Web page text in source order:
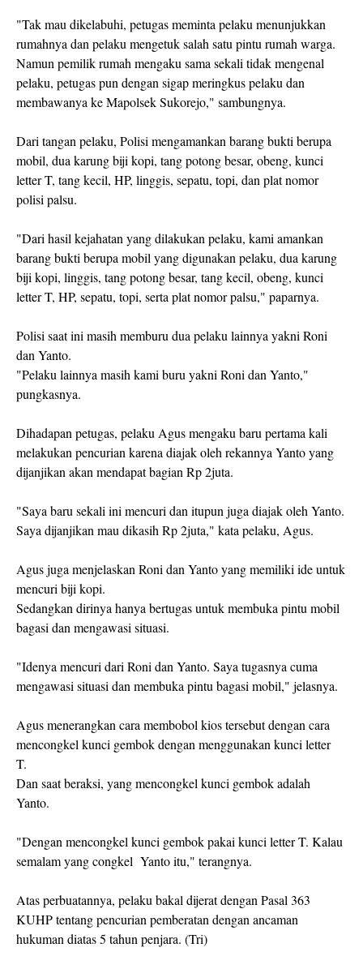
"Tak mau dikelabuhi, petugas meminta pelaku menunjukkan
rumahnya dan pelaku mengetuk salah satu pintu rumah warga.
Namun pemilik rumah mengaku sama sekali tidak mengenal
pelaku, petugas pun dengan sigap meringkus pelaku dan
membawanya ke Mapolsek Sukorejo," sambungnya.
Dari tangan pelaku, Polisi mengamankan barang bukti berupa
mobil, dua karung biji kopi, tang potong besar, obeng, kunci
letter T, tang kecil, HP, linggis, sepatu, topi, dan plat nomor
polisi palsu.
"Dari hasil kejahatan yang dilakukan pelaku, kami amankan
barang bukti berupa mobil yang digunakan pelaku, dua karung
biji kopi, linggis, tang potong besar, tang kecil, obeng, kunci
letter T, HP, sepatu, topi, serta plat nomor palsu," paparnya.
Polisi saat ini masih memburu dua pelaku lainnya yakni Roni
dan Yanto.
"Pelaku lainnya masih kami buru yakni Roni dan Yanto,"
pungkasnya.
Dihadapan petugas, pelaku Agus mengaku baru pertama kali
melakukan pencurian karena diajak oleh rekannya Yanto yang
dijanjikan akan mendapat bagian Rp 2juta.
"Saya baru sekali ini mencuri dan itupun juga diajak oleh Yanto.
Saya dijanjikan mau dikasih Rp 2juta," kata pelaku, Agus.
Agus juga menjelaskan Roni dan Yanto yang memiliki ide untuk
mencuri biji kopi.
Sedangkan dirinya hanya bertugas untuk membuka pintu mobil
bagasi dan mengawasi situasi.
"Idenya mencuri dari Roni dan Yanto. Saya tugasnya cuma
mengawasi situasi dan membuka pintu bagasi mobil," jelasnya.
Agus menerangkan cara membobol kios tersebut dengan cara
mencongkel kunci gembok dengan menggunakan kunci letter
T.
Dan saat beraksi, yang mencongkel kunci gembok adalah
Yanto.
"Dengan mencongkel kunci gembok pakai kunci letter T. Kalau
semalam yang congkel Yanto itu," terangnya.
Atas perbuatannya, pelaku bakal dijerat dengan Pasal 363
KUHP tentang pencurian pemberatan dengan ancaman
hukuman diatas 5 tahun penjara. (Tri)